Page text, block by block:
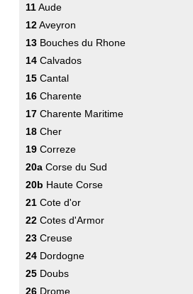
11Aude
12Aveyron
13Bouches du Rhone
14Calvados
15Cantal
16Charente
17Charente Maritime
18Cher
19Correze
20aCorse du Sud
20b Haute Corse
21Cote d'or
22Cotes d'Armor
23Creuse
24Dordogne
25Doubs
26Drome